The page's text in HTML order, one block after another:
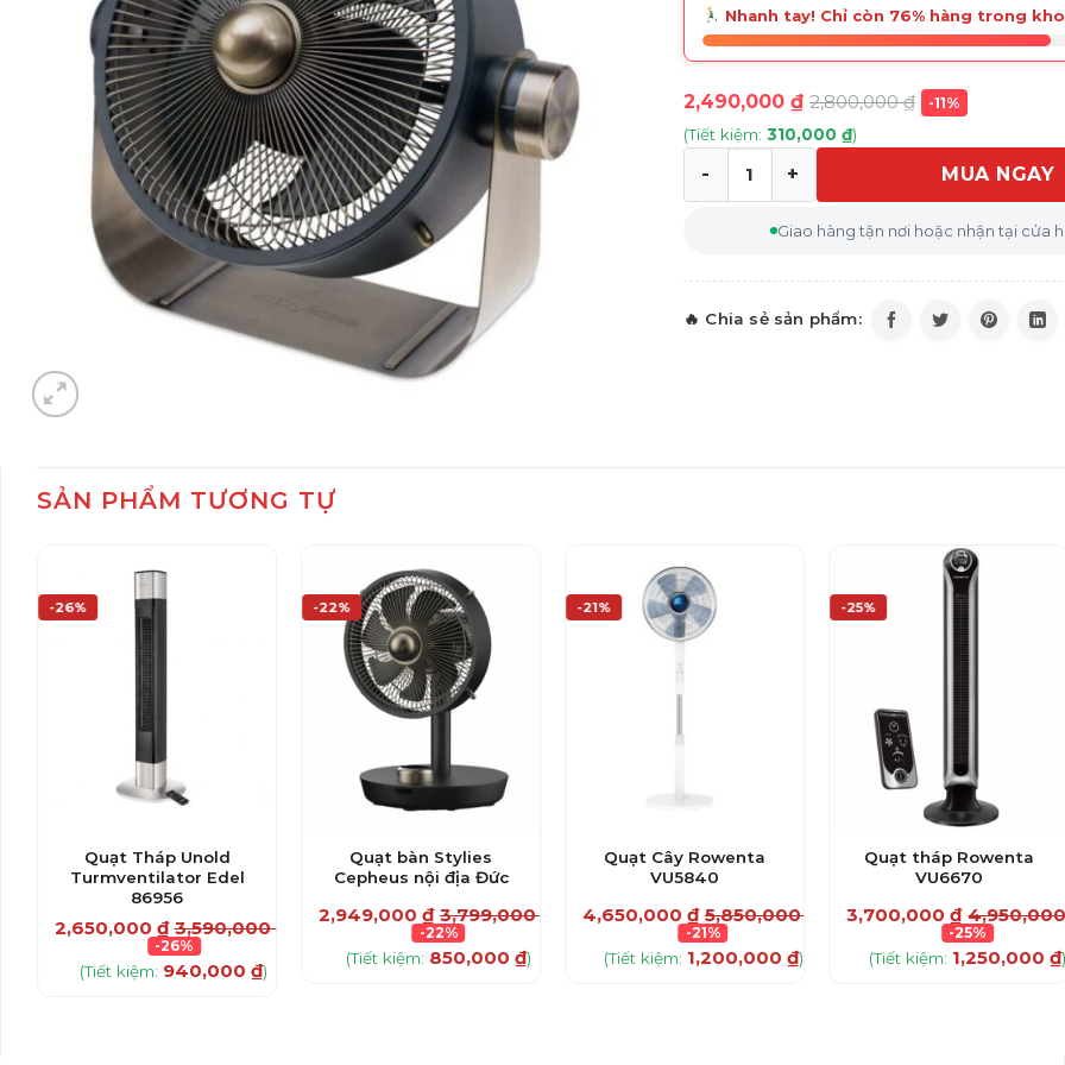
Nhanh tay! Chỉ còn 76% hàng trong kho
2,490,000 ₫ 2,800,000₫ -11%
(Tiết kiệm: 310,000 ₫)
Quạt để bàn Stylies Castor số lượng
MUA NGAY
Giao hàng tận nơi hoặc nhận tại cửa
SẢN PHẨM TƯƠNG TỰ
-26%
Quạt Tháp Unold
Turmventilator Edel
86956
2,650,000 ₫ 3,590,000₫
-26%
(Tiết kiệm: 940,000₫)
-22%
Quạt bàn Stylies
Cepheus nội địa Đức
2,949,000₫ 3,799,000
-22%
(Tiết kiệm: 850,000₫)
-21%
Quạt Cây Rowenta
VU5840
4,650,000₫ 5,850,000
-21%
(Tiết kiệm: 1,200,000 ₫)
-25%
Quạt tháp Rowenta
VU6670
3,700,000₫
-25%
(Tiết kiệm: 1,250,000₫